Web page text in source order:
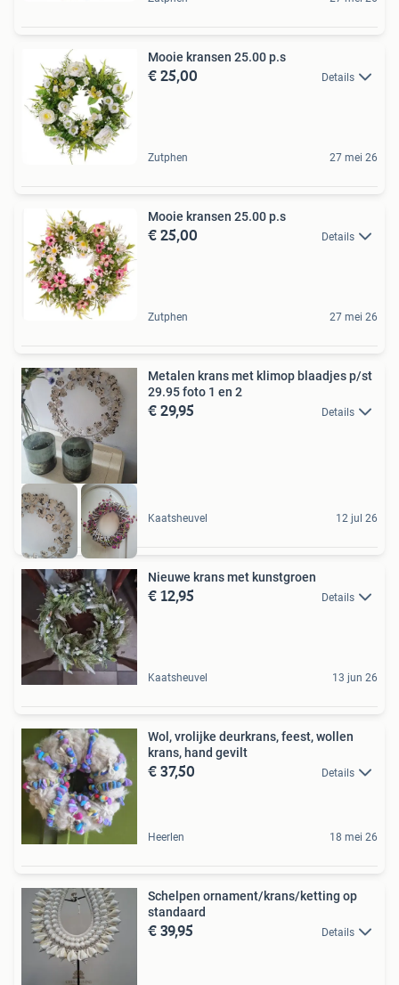
Mooie kransen 25.00 p.s
€ 25,00 Details
Zutphen 27 mei 26
Mooie kransen 25.00 p.s
€ 25,00 Details
Zutphen 27 mei 26
Metalen krans met klimop blaadjes p/st
29.95 foto 1 en 2
€ 29,95 Details
Kaatsheuvel 12 jul 26
Nieuwe krans met kunstgroen
€ 12,95 Details
Kaatsheuvel 13 jun 26
Wol, vrolijke deurkrans, feest, wollen
krans, hand gevilt
€ 37,50 Details
Heerlen 18 mei 26
Schelpen ornament/krans/ketting op
standaard
€ 39,95 Details